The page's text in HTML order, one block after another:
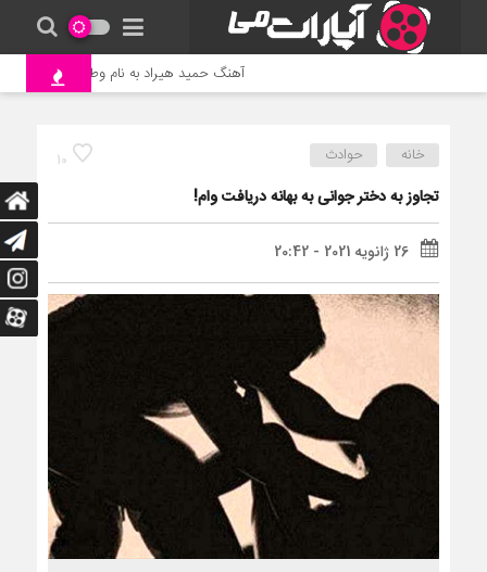
آهنگ حمید هیراد به نام وطن
10 خانه حوادث
تجاوز به دختر جوانی به بهانه دریافت وام!
26 ژانویه 2021 - 20:42